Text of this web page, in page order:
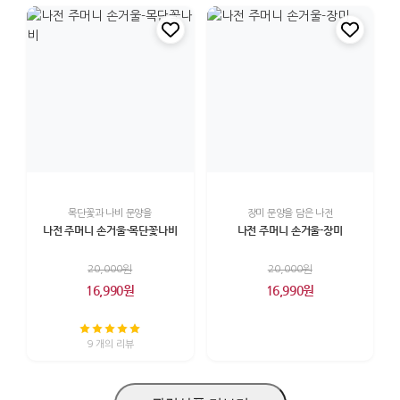
목단꽃과 나비 문양을
나전 주머니 손거울-목단꽃나비
20,000원
16,990원
9 개의 리뷰
장미 문양을 담은 나전
나전 주머니 손거울-장미
20,000원
16,990원